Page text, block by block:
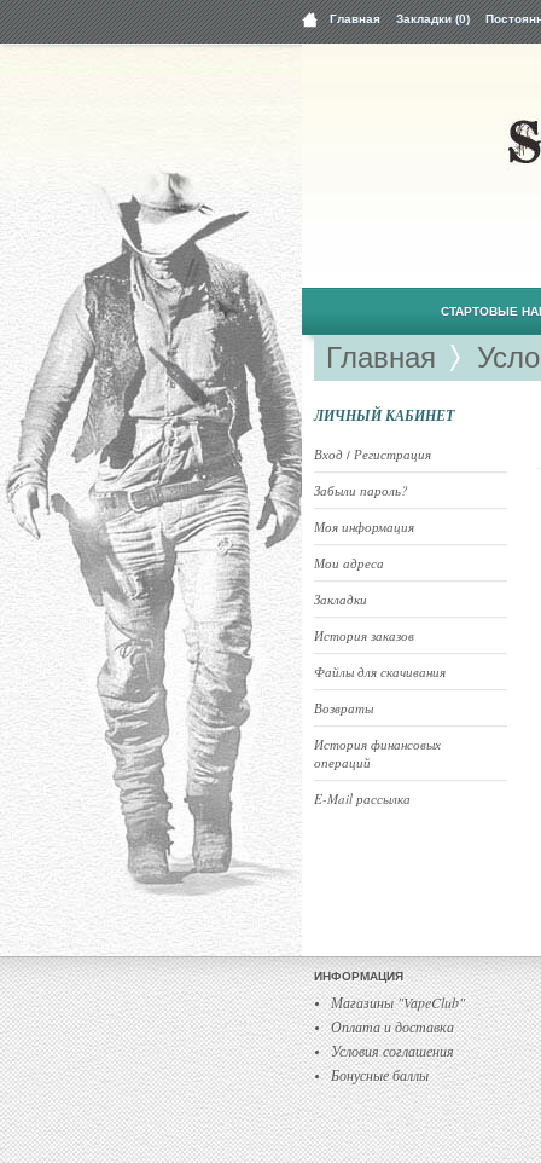
Главная Закладки (0)
СТАРТОВЫЕ
Главная
ЛИЧНЫЙ КАБИНЕТ
Вход / Регистрация
Забыли пароль?
Моя информация
Мои адреса
Закладки
История заказов
Файлы для скачивания
Возвраты
История финансовых
операций
E-Mail рассылка
ИНФОРМАЦИЯ
Магазины "VapeClub"
Оплата и доставка
Условия соглашения
Бонусные баллы